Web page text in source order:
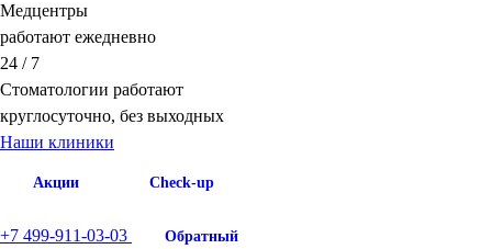
Медцентры
работают ежедневно
24 / 7
Стоматологии работают
круглосуточно, без выходных
Наши клиники
Акции Check-up
+7 499-911-03-03
Обратный